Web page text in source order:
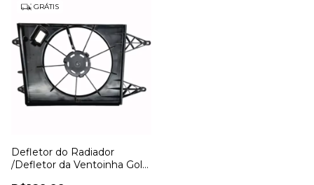
GRÁTIS
Defletor do Radiador
/Defletor da Ventoinha Gol